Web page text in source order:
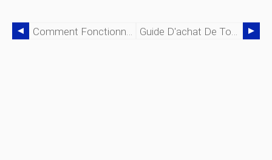
Comment Fonctionnent Les Tours Suisses :explication De La Précision, De La Vitesse Et De L'efficacité Guide D'achat De Tours CNC :conseils D'initiés Et Pièges Cachés